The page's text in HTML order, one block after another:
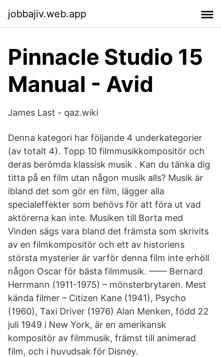
jobbajiv.web.app
Pinnacle Studio 15
Manual - Avid
James Last - qaz.wiki
Denna kategori har följande 4 underkategorier
(av totalt 4). Topp 10 filmmusikkompositör och
deras berömda klassisk musik . Kan du tänka dig
titta på en film utan någon musik alls? Musik är
ibland det som gör en film, lägger alla
specialeffekter som behövs för att föra ut vad
aktörerna kan inte. Musiken till Borta med
Vinden sägs vara bland det främsta som skrivits
av en filmkompositör och ett av historiens
största mysterier är varför denna film inte erhöll
någon Oscar för bästa filmmusik. —— Bernard
Herrmann (1911-1975) – mönsterbrytaren. Mest
kända filmer – Citizen Kane (1941), Psycho
(1960), Taxi Driver (1976) Alan Menken, född 22
juli 1949 i New York, är en amerikansk
kompositör av filmmusik, främst till animerad
film, och i huvudsak för Disney.